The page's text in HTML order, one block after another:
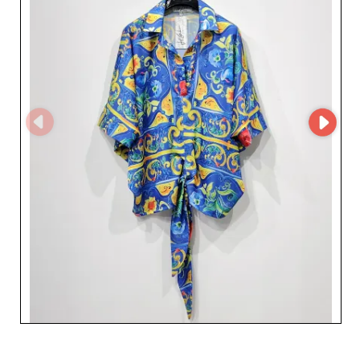
zwiększając reakcję na popyt konsumentów. Wybór
JOANA FIGUEIREDO UNIPESSOAL, LDA. to decyzja o
współpracy z wiarygodnym partnerem, który rozumie
realia nowoczesnego handlu detalicznego. Produkty
powstają z materiałów najwyższej jakości, a dbałość o
detale widoczna jest w każdym elemencie odzieży.
Niezależnie od tego, czy chcesz wzbogacić ofertę o
eleganckie płaszcze, różnorodne topy, modne sukienki
czy wytrzymały denim, ten hurtownik spełni nawet
najbardziej wygórowane oczekiwania. Postaw na
doskonałość dla swoich klientów, włączając kolekcje
JOANA FIGUEIREDO UNIPESSOAL, LDA. do swojego
asortymentu. Skorzystaj z szerokiej gamy produktów
łączących styl i komfort, zapewniając jednocześnie
atrakcyjną marżę dla Twojego biznesu. Dołącz do
niezliczonych zadowolonych sprzedawców, którzy dzięki
tej strategicznej współpracy odnotowali wzrost